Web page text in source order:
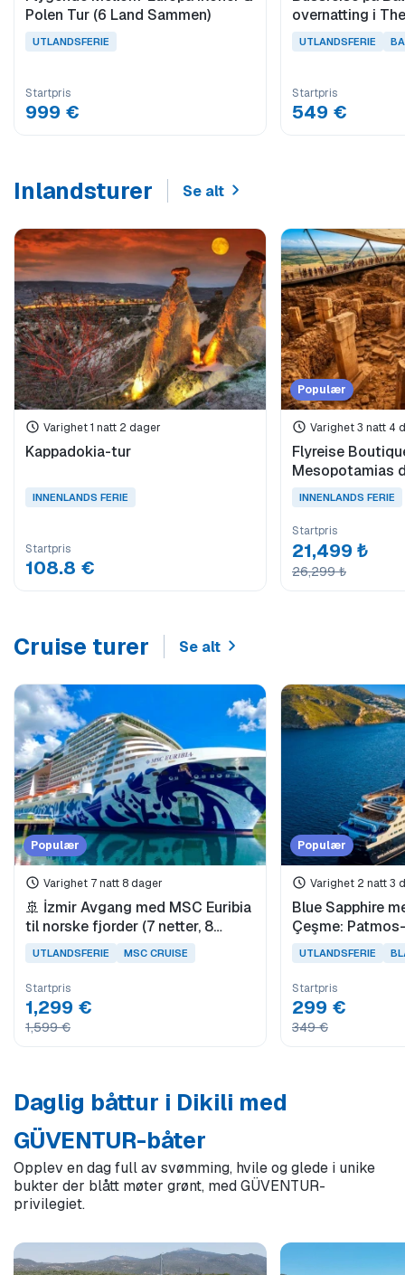
Polen Tur (6 Land Sammen)
UTLANDSFERIE
Startpris
999 €
overnatting i
Kosovo
UTLANDSFERIE
Startpris
549 €
Inlandsturer Se alt
Varighet 1 natt 2 dager
Kappadokia-tur
INNENLANDS FERIE
Startpris
108.8 €
Populær
Varighet 3 natt 4
Flyreise
Mesopotamias
netter)
INNENLANDS FERIE
Startpris
21,499 ₺
26,299 ₺
Cruise turer Se alt
Populær
Varighet 7 natt 8 dager
🚢 İzmir Avgang med MSC Euribia
til norske fjorder (7 netter, 8
dager)
UTLANDSFERIE MSC CRUISE
Startpris
1,299 €
1,599 €
Populær
Varighet 2 natt 3
Blue Sapphire
Çeşme:
(2 netter)
UTLANDSFERIE
Startpris
299 €
349 €
Daglig båttur i Dikili med
GÜVENTUR-båter
Opplev en dag full av svømming, hvile og glede i unike
bukter der blått møter grønt, med GÜVENTUR-
privilegiet.